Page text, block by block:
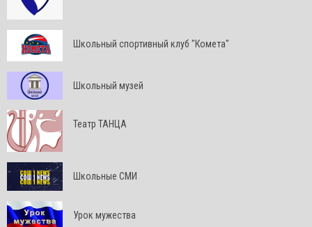
Школьный спортивный клуб "Комета"
Школьный музей
Театр ТАНЦА
Школьные СМИ
Урок мужества